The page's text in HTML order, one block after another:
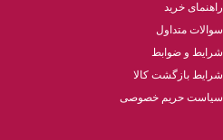
راهنمای خرید
سوالات متداول
شرایط و ضوابط
شرایط بازگشت کالا
سیاست حریم خصوصی